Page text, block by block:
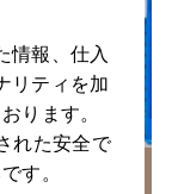
情報、仕入
リティを加
ります。
れた安全で
す。